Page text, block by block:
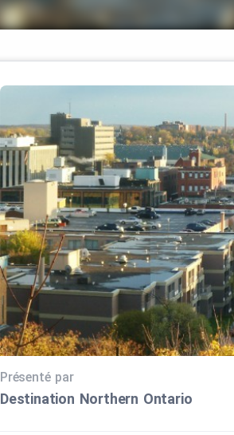
Présenté par
Destination Northern Ontario